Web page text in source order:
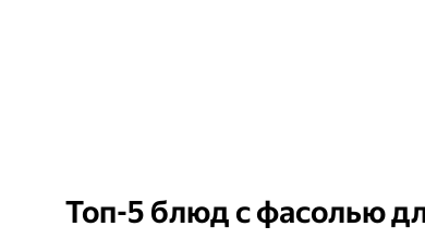
Топ-5 блюд с фасолью